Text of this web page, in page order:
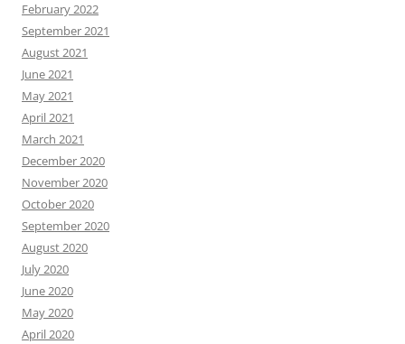
February 2022
September 2021
August 2021
June 2021
May 2021
April 2021
March 2021
December 2020
November 2020
October 2020
September 2020
August 2020
July 2020
June 2020
May 2020
April 2020